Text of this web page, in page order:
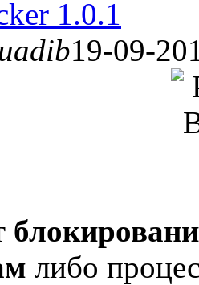
1.0.1
19-09-
либо